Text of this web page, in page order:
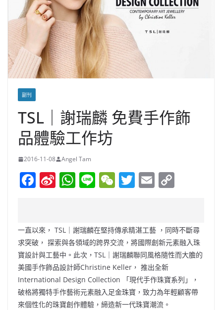
副刊
TSL｜謝瑞麟 免費手作飾
品體驗工作坊
2016-11-08 Angel Tam
F
e
b
o
o
k
Si
W
ei
b
o
W
s
A
p
p
Li W
h
at
T
er
E
l y
Li
n
k
一直以來， TSL｜謝瑞麟在堅持傳承精湛工藝 ，同時不斷尋
求突破， 探索與各領域的跨界交流，將國際創新元素融入珠
寶設計與工藝中。此次，TSL｜謝瑞麟聯同風格隨性而大膽的
美國手作飾品設計師Christine Keller， 推出全新
International Design Collection 「現代手作珠寶系列」，
破格將獨特手作藝術元素融入足金珠寶，致力為年輕顧客帶
來個性化的珠寶創作體驗，締造新一代珠寶潮流。